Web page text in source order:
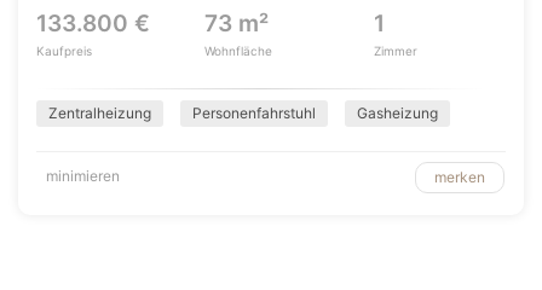
133.800 €
Kaufpreis
73 m²
Wohnfläche
1
Zimmer
Zentralheizung Personenfahrstuhl Gasheizung
minimieren merken